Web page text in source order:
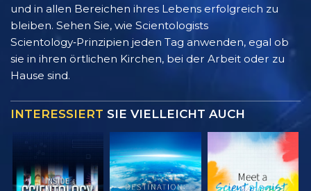
und in allen Bereichen ihres Lebens erfolgreich zu
bleiben. Sehen Sie, wie Scientologists
Scientology‑Prinzipien jeden Tag anwenden, egal ob
sie in ihren örtlichen Kirchen, bei der Arbeit oder zu
Hause sind.
INTERESSIERT SIE VIELLEICHT AUCH